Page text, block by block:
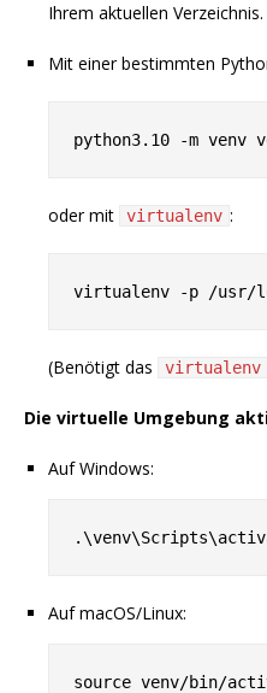
Ihrem aktuellen Verzeichnis.
Mit einer bestimmten
oder mit virtualenv :
(Benötigt das virtualenv
Die virtuelle Umgebung
Auf Windows:
Auf macOS/Linux: